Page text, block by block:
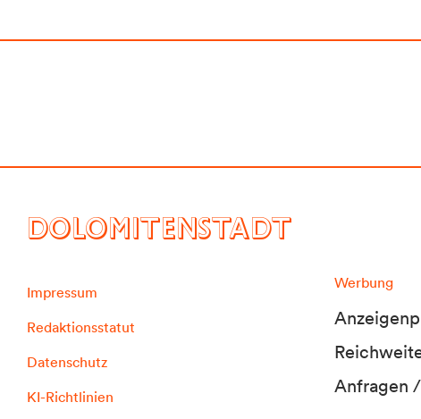
DOLOMITENSTADT
Impressum
Redaktionsstatut
Datenschutz
KI-Richtlinien
Werbung
Anfragen